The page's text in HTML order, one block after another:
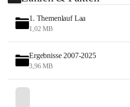
1. Themenlauf Laa
1,02 MB
Ergebnisse 2007-2025
3,96 MB